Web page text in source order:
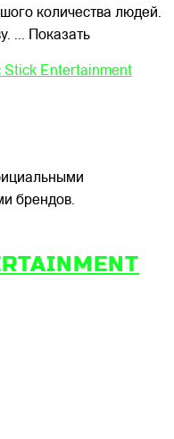
количества людей.
... Показать
Stick Entertainment
брендов.